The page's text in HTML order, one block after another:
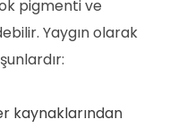
pigmenti ve
Yaygın olarak
kaynaklarından